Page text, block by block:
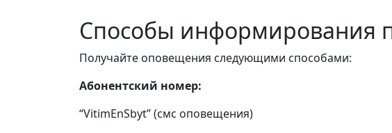
Способы информирования
Получайте оповещения следующими способами:
Абонентский номер:
“VitimEnSbyt” (смс оповещения)